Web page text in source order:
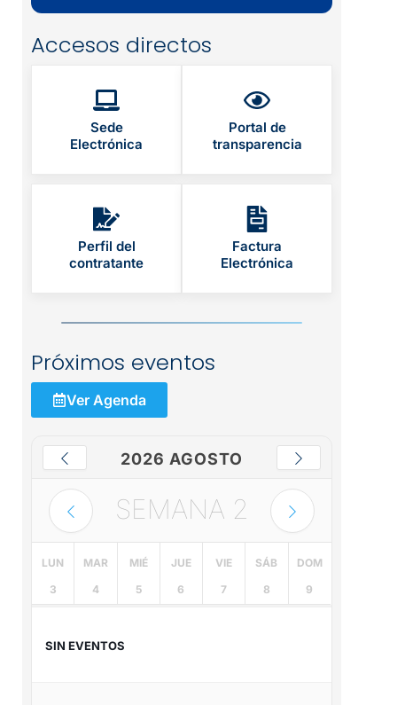
Accesos directos
Sede
Electrónica
Portal de
transparencia
Perfil del
contratante
Factura
Electrónica
Próximos eventos
Ver Agenda
2026 AGOSTO
SEMANA 2
LUN
3
MAR
4
MIÉ
5
JUE
6
VIE
7
SÁB
8
DOM
9
SIN EVENTOS